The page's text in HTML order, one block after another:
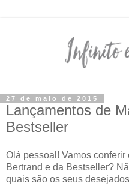
27 de maio de 2015
Lançamentos de
Bestseller
Olá pessoal! Vamos
Bertrand e da Bestseller?
quais são os seus